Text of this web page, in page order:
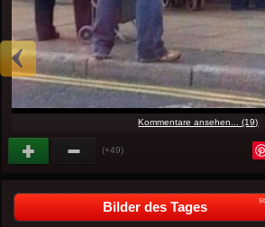
Kommentare ansehen... (19)
(+49)
Bilder des Tages